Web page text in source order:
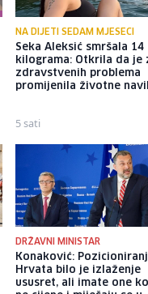
NA DIJETI SEDAM MJESECI
Seka Aleksić smršala 14
kilograma: Otkrila da je
zdravstvenih problema
promijenila životne
5 sati
DRŽAVNI MINISTAR
Konaković:
Hrvata bilo je izlaženje
ususret, ali imate one